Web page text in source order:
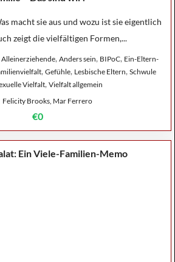
macht sie aus und wozu ist sie eigentlich
zeigt die vielfältigen Formen,...
Alleinerziehende, Anders sein, BIPoC, Ein-Eltern-
, Gefühle, Lesbische Eltern, Schwule
Vielfalt, Vielfalt allgemein
Felicity Brooks, Mar Ferrero
€0